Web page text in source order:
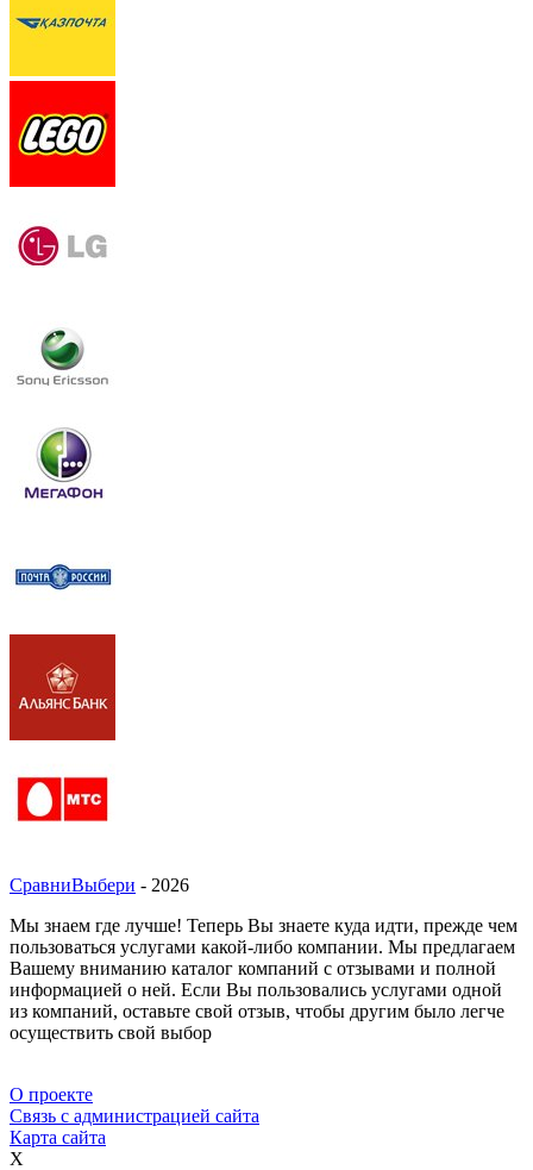
СравниВыбери - 2026
Мы знаем где лучше! Теперь Вы знаете куда идти, прежде чем
пользоваться услугами какой-либо компании. Мы предлагаем
Вашему вниманию каталог компаний с отзывами и полной
информацией о ней. Если Вы пользовались услугами одной
из компаний, оставьте свой отзыв, чтобы другим было легче
осуществить свой выбор
О проекте
Связь с администрацией сайта
Карта сайта
X